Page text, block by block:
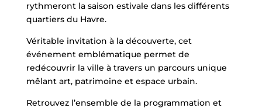
rythmeront la saison estivale dans les différents
quartiers du Havre.
Véritable invitation à la découverte, cet
événement emblématique permet de
redécouvrir la ville à travers un parcours unique
mêlant art, patrimoine et espace urbain.
Retrouvez l’ensemble de la programmation et